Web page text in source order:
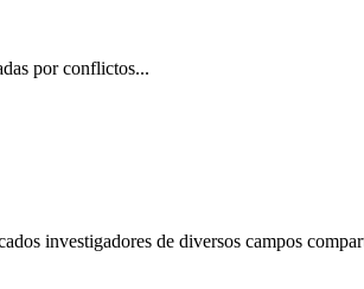
por conflictos...
investigadores de diversos campos